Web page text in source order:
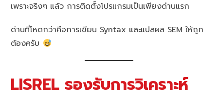
เพราะจริงๆ แล้ว การติดตั้งโปรแกรมเป็นเพียงด่านแรก
ด่านที่โหดกว่าคือการเขียน Syntax และแปลผล SEM ให้ถูก
ต้องครับ
LISREL รองรับการวิเคราะห์